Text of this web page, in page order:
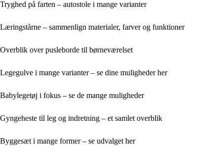
Tryghed på farten – autostole i mange varianter
Læringstårne – sammenlign materialer, farver og funktioner
Overblik over pusleborde til børneværelset
Legegulve i mange varianter – se dine muligheder her
Babylegetøj i fokus – se de mange muligheder
Gyngeheste til leg og indretning – et samlet overblik
Byggesæt i mange former – se udvalget her